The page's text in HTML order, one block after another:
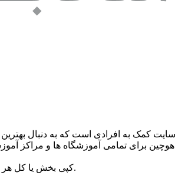
کمک به افرادی است که به دنبال
برای تمامی آموزشگاه ها و مراکز
© کپی بخش یا کل هر کدام از مطالب هوچین تنها با کسب مجوز مکتوب امکان پذیر است.